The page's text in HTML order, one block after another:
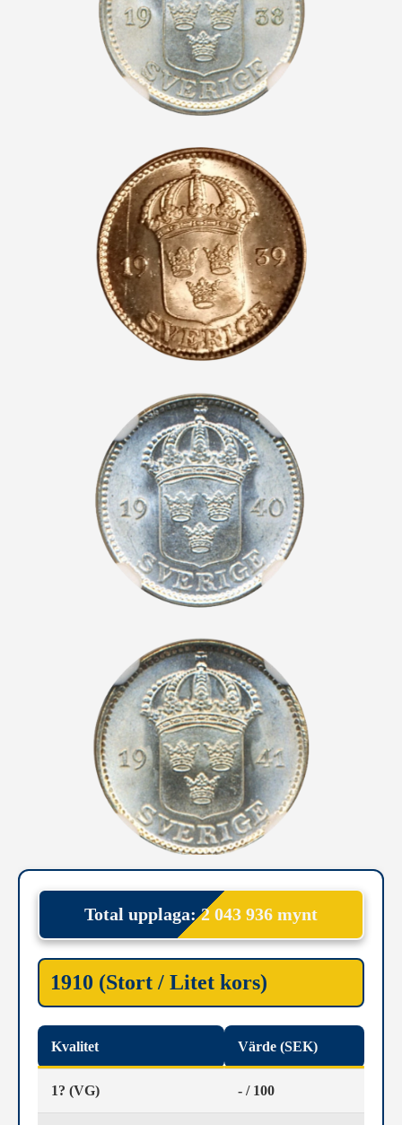
Total upplaga: 2 043 936 mynt
1910 (Stort / Litet kors)
Kvalitet Värde (SEK)
1? (VG) - / 100